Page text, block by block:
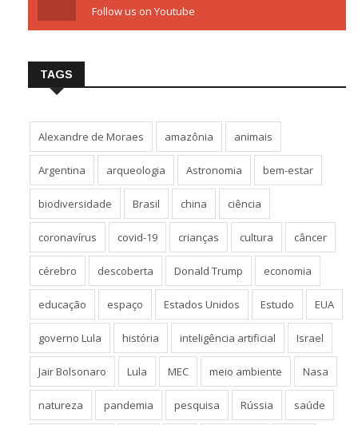
Follow us on Youtube
TAGS
Alexandre de Moraes amazônia animais
Argentina arqueologia Astronomia bem-estar
biodiversidade Brasil china ciência
coronavírus covid-19 crianças cultura câncer
cérebro descoberta Donald Trump economia
educação espaço Estados Unidos Estudo EUA
governo Lula história inteligência artificial Israel
Jair Bolsonaro Lula MEC meio ambiente Nasa
natureza pandemia pesquisa Rússia saúde